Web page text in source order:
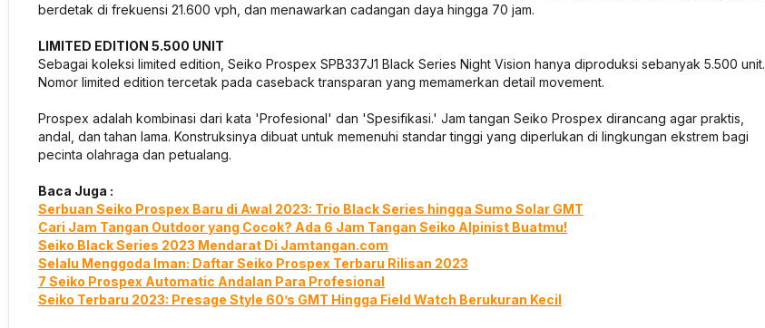
berdetak di frekuensi 21.600 vph, dan menawarkan cadangan daya hingga 70 jam.
LIMITED EDITION 5.500 UNIT
Sebagai koleksi limited edition, Seiko Prospex SPB337J1 Black Series Night Vision hanya diproduksi sebanyak 5.500 unit.
Nomor limited edition tercetak pada caseback transparan yang memamerkan detail movement.
Prospex adalah kombinasi dari kata 'Profesional' dan 'Spesifikasi.' Jam tangan Seiko Prospex dirancang agar praktis,
andal, dan tahan lama. Konstruksinya dibuat untuk memenuhi standar tinggi yang diperlukan di lingkungan ekstrem bagi
pecinta olahraga dan petualang.
Baca Juga :
Serbuan Seiko Prospex Baru di Awal 2023: Trio Black Series hingga Sumo Solar GMT
Cari Jam Tangan Outdoor yang Cocok? Ada 6 Jam Tangan Seiko Alpinist Buatmu!
Seiko Black Series 2023 Mendarat Di Jamtangan.com
Selalu Menggoda Iman: Daftar Seiko Prospex Terbaru Rilisan 2023
7 Seiko Prospex Automatic Andalan Para Profesional
Seiko Terbaru 2023: Presage Style 60’s GMT Hingga Field Watch Berukuran Kecil